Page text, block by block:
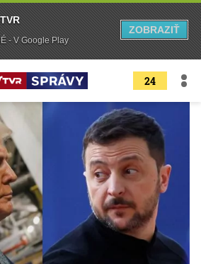
24
- V Google Play
ZOBRAZIŤ